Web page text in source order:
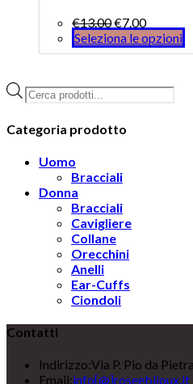
€13.00€7.00
Seleziona le opzioni
Products
search
Categoria prodotto
Uomo
Bracciali
Donna
Bracciali
Cavigliere
Collane
Orecchini
Anelli
Ear-Cuffs
Ciondoli
Contatti
Indirizzo:Via P. Pio da
Email:info[@]roseebijoux.it